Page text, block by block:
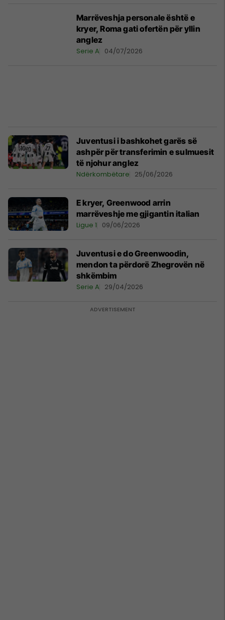
Marrëveshja personale është e
kryer, Roma gati ofertën për yllin
anglez
Serie A 04/07/2026
Juventusi i bashkohet garës së
ashpër për transferimin e sulmuesit
të njohur anglez
Ndërkombëtare 25/06/2026
E kryer, Greenwood arrin
marrëveshje me gjigantin italian
Ligue 1 09/06/2026
Juventusi e do Greenwoodin,
mendon ta përdorë Zhegrovën në
shkëmbim
Serie A 29/04/2026